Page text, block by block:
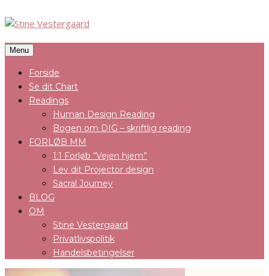
Menu
Forside
Se dit Chart
Readings
Human Design Reading
Bogen om DIG – skriftlig reading
FORLØB MM
1:1 Forløb “Vejen hjem”
Lev dit Projector design
Sacral Journey
BLOG
OM
Stine Vestergaard
Privatlivspolitik
Handelsbetingelser